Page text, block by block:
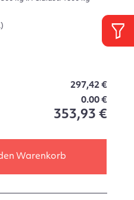
297,42 €
0.00 €
353,93 €
den Warenkorb